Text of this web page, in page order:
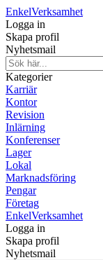
EnkelVerksamhet
Logga in
Skapa profil
Nyhetsmail
Kategorier
Karriär
Kontor
Revision
Inlärning
Konferenser
Lager
Lokal
Marknadsföring
Pengar
Företag
EnkelVerksamhet
Logga in
Skapa profil
Nyhetsmail